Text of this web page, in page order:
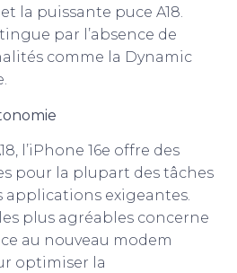
la puissante puce A18.
par l’absence de
comme la Dynamic
l’iPhone 16e offre des
pour la plupart des tâches
applications exigeantes.
plus agréables concerne
au nouveau modem
optimiser la